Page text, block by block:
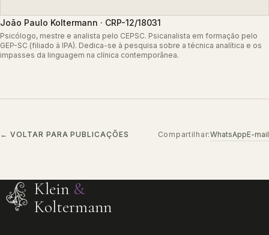
João Paulo Koltermann · CRP-12/18031
Psicólogo, mestre e analista pelo CEPSC. Psicanalista em formação pelo
GEP-SC (filiado à IPA). Dedica-se à pesquisa sobre a técnica analítica e os
impasses da linguagem na clínica contemporânea.
← VOLTAR PARA PUBLICAÇÕES Compartilhar:WhatsAppE-mail
Klein &
Koltermann